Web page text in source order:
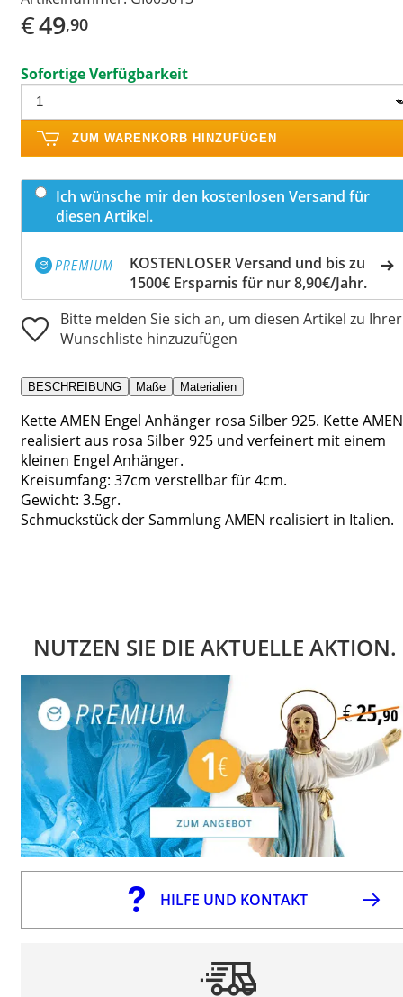
€49,90
Sofortige Verfügbarkeit
ZUM WARENKORB HINZUFÜGEN
Ich wünsche mir den kostenlosen Versand für
diesen Artikel.
KOSTENLOSER Versand und bis zu
1500€ Ersparnis für nur 8,90€/Jahr.
Bitte melden Sie sich an, um diesen Artikel zu Ihrer
Wunschliste hinzuzufügen
BESCHREIBUNG Maße Materialien
Kette AMEN Engel Anhänger rosa Silber 925. Kette AMEN
realisiert aus rosa Silber 925 und verfeinert mit einem
kleinen Engel Anhänger.
Kreisumfang: 37cm verstellbar für 4cm.
Gewicht: 3.5gr.
Schmuckstück der Sammlung AMEN realisiert in Italien.
NUTZEN SIE DIE AKTUELLE AKTION.
HILFE UND KONTAKT